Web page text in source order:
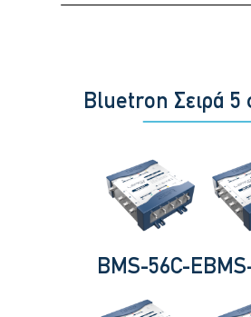
Bluetron Σειρά 5
BMS-56C-E